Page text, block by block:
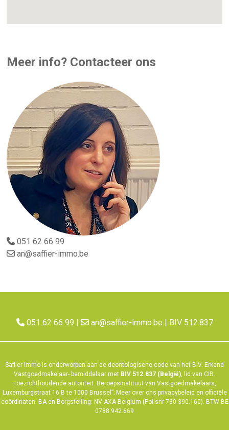
Meer info? Contacteer ons
051 62 66 99
an@saffier-immo.be
051 62 66 99 | an@saffier-immo.be | BIV 512.837
Saffier Immo is onderworpen aan de deontologische code van het BIV. Erkend
Vastgoedmakelaar- bemiddelaar met BIV 512.837 (België) , lid van CIB.
Toezichthoudende autoriteit: Beroepsinstituut van Vastgoedmakelaars,
Luxemburgstraat 16 B te 1000 Brussel”; Meer over ons privacybeleid en officiële
coördinaten . BA en Borgstelling: NV AXA Belgium (Polisnr 730.390.160). BTW BE
0788.942.669